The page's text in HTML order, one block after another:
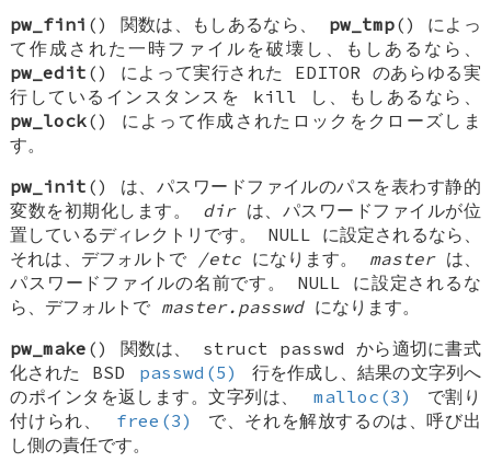
pw_fini () 関数は、もしあるなら、 pw_tmp() によっ
て作成された一時ファイルを破壊し、もしあるなら、
pw_edit () によって実行された EDITOR のあらゆる実
行しているインスタンスを kill し、もしあるなら、
pw_lock() によって作成されたロックをクローズしま
す。
pw_init () は、パスワードファイルのパスを表わす静的
変数を初期化します。 dirは、パスワードファイルが位
置しているディレクトリです。 NULL に設定されるなら、
それは、デフォルトで /etc になります。 masterは、
パスワードファイルの名前です。 NULL に設定されるな
ら、デフォルトで master.passwdになります。
pw_make () 関数は、 struct passwd から適切に書式
化された BSD passwd(5)
行を作成し、結果の文字列へ
のポインタを返します。文字列は、
malloc(3)
で割り
付けられ、
free(3)
で、それを解放するのは、呼び出
し側の責任です。